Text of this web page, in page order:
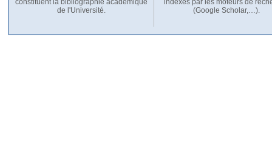
constituent la bibliographie académique
de l'Université.
indexés par les moteurs de
(Google Scholar,…).